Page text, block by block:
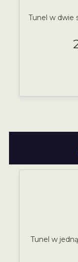
Tunel w dwie
Tunel w